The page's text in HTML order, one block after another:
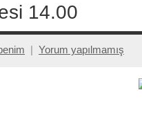
14.00
Yorum yapılmamış